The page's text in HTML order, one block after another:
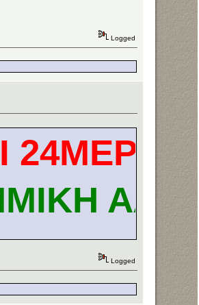
Logged
Logged